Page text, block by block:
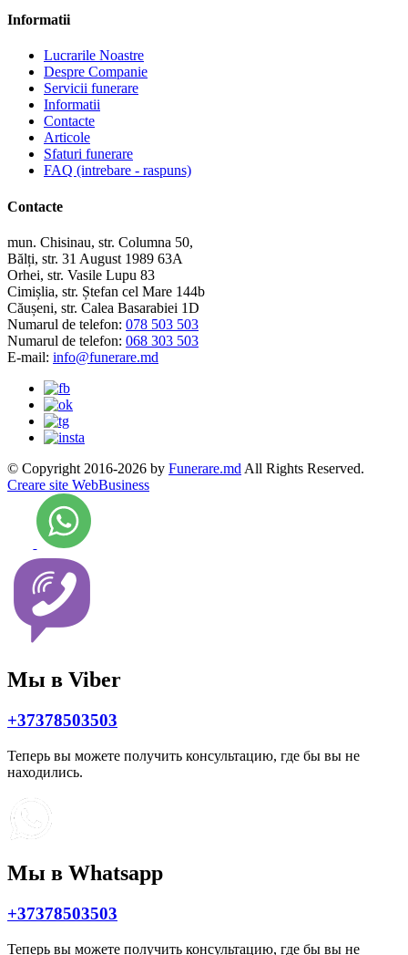
Informatii
Lucrarile Noastre
Despre Companie
Servicii funerare
Informatii
Contacte
Articole
Sfaturi funerare
FAQ (intrebare - raspuns)
Contacte
mun. Chisinau, str. Columna 50,
Bălți, str. 31 August 1989 63A
Orhei, str. Vasile Lupu 83
Cimișlia, str. Ștefan cel Mare 144b
Căușeni, str. Calea Basarabiei 1D
Numarul de telefon: 078 503 503
Numarul de telefon: 068 303 503
E-mail: info@funerare.md
© Copyright 2016-2026 by Funerare.md All Rights Reserved.
Creare site WebBusiness
Мы в Viber
+37378503503
Теперь вы можете получить консультацию, где бы вы не
находились.
Мы в Whatsapp
+37378503503
Теперь вы можете получить консультацию, где бы вы не